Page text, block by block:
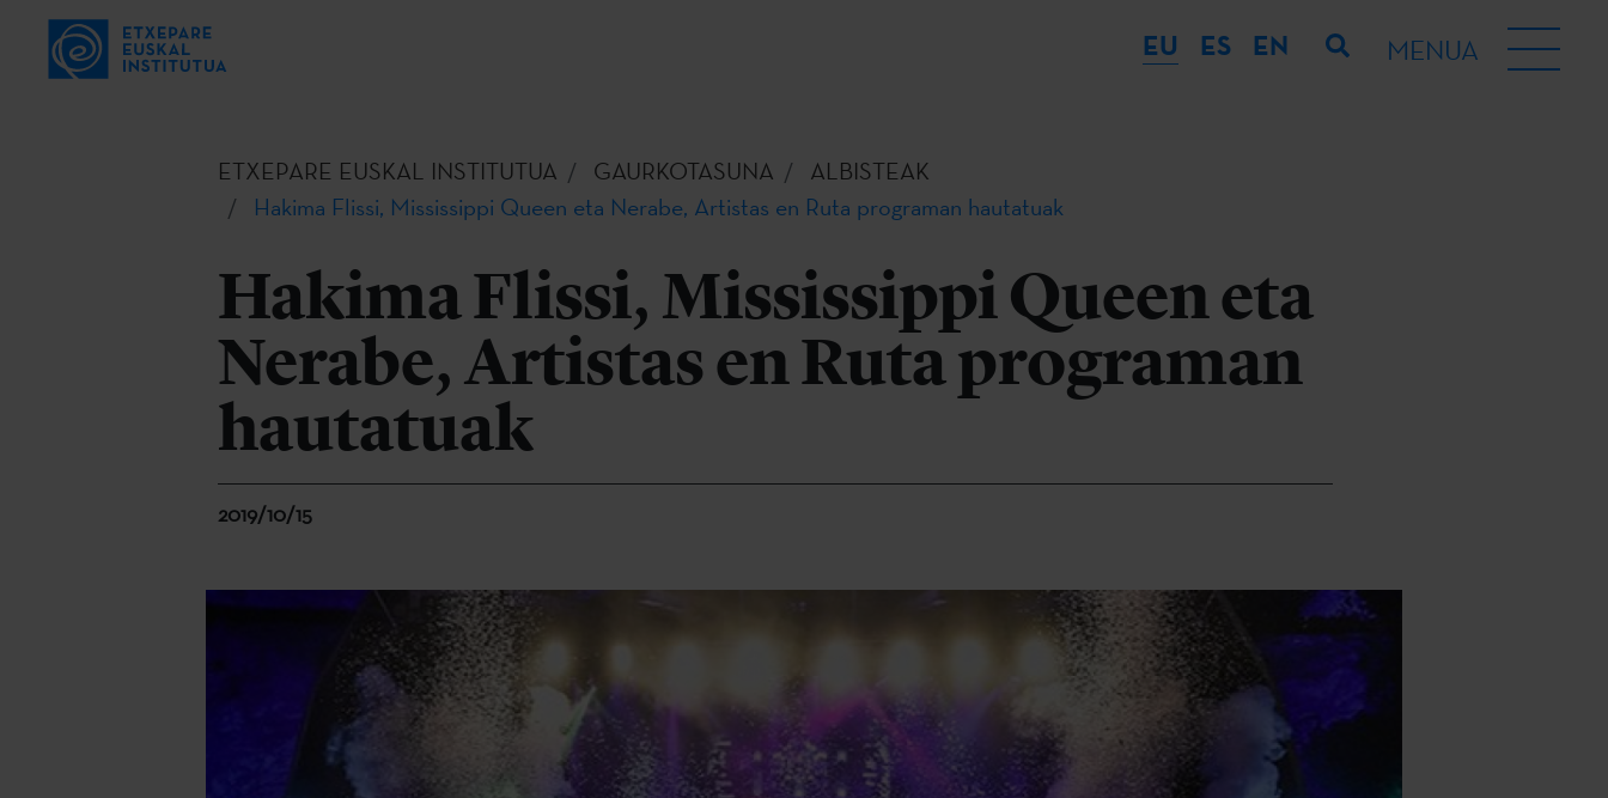
EU ES EN MENUA
ETXEPARE EUSKAL INSTITUTUA GAURKOTASUNA
ALBISTEAK
Hakima Flissi, Mississippi Queen eta Nerabe, Artistas en Ruta programan hautatuak
Hakima Flissi, Mississippi Queen eta
Nerabe, Artistas en Ruta programan
hautatuak
2019/10/15